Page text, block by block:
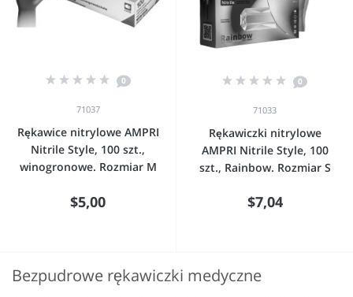
0
71037
Rękawice nitrylowe AMPRI
Nitrile Style, 100 szt.,
winogronowe. Rozmiar M
$5,00
0
71033
Rękawiczki nitrylowe
AMPRI Nitrile Style, 100
szt., Rainbow. Rozmiar S
$7,04
Bezpudrowe rękawiczki medyczne